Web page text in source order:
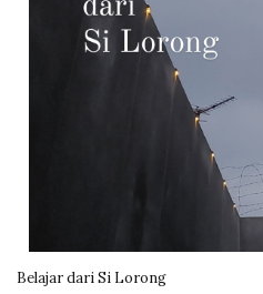
Belajar dari Si Lorong